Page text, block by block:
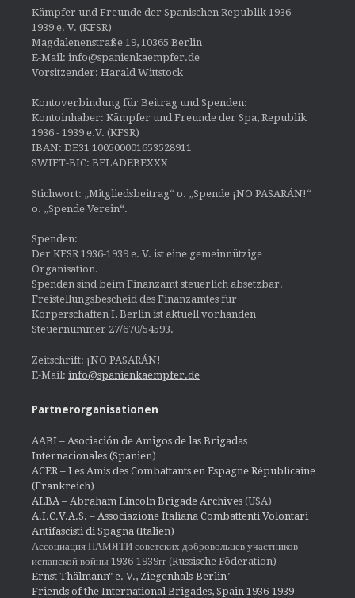
Kämpfer und Freunde der Spanischen Republik 1936–
1939 e. V. (KFSR)
Magdalenenstraße 19, 10365 Berlin
E-Mail: info@spanienkaempfer.de
Vorsitzender: Harald Wittstock
Kontoverbindung für Beitrag und Spenden:
Kontoinhaber: Kämpfer und Freunde der Spa, Republik
1936 - 1939 e.V. (KFSR)
IBAN: DE31 100500001653528911
SWIFT-BIC: BELADEBEXXX
Stichwort: „Mitgliedsbeitrag“ o. „Spende ¡NO PASARÁN!“
o. „Spende Verein“.
Spenden:
Der KFSR 1936-1939 e. V. ist eine gemeinnützige
Organisation.
Spenden sind beim Finanzamt steuerlich absetzbar.
Freistellungsbescheid des Finanzamtes für
Körperschaften I, Berlin ist aktuell vorhanden
Steuernummer 27/670/54593.
Zeitschrift: ¡NO PASARÁN!
E-Mail: info@spanienkaempfer.de
Partnerorganisationen
AABI – Asociación de Amigos de las Brigadas
Internacionales (Spanien)
ACER – Les Amis des Combattants en Espagne Républicaine
(Frankreich)
ALBA – Abraham Lincoln Brigade Archives (USA)
A.I.C.V.A.S. – Associazione Italiana Combattenti Volontari
Antifascisti di Spagna (Italien)
Ассоциация ПАМЯТИ советских добровольцев участников
испанской войны 1936-1939гг (Russische Föderation)
Ernst Thälmann" e. V., Ziegenhals-Berlin"
Friends of the International Brigades, Spain 1936-1939